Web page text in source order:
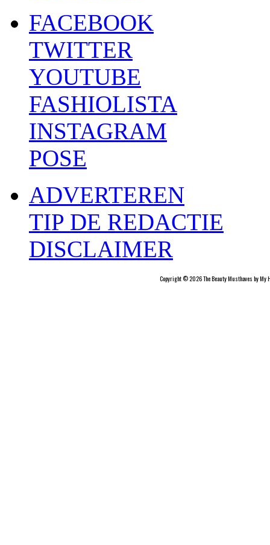
FACEBOOK
TWITTER
YOUTUBE
FASHIOLISTA
INSTAGRAM
POSE
ADVERTEREN
TIP DE REDACTIE
DISCLAIMER
Copyright © 2026 The Beauty Musthaves by My